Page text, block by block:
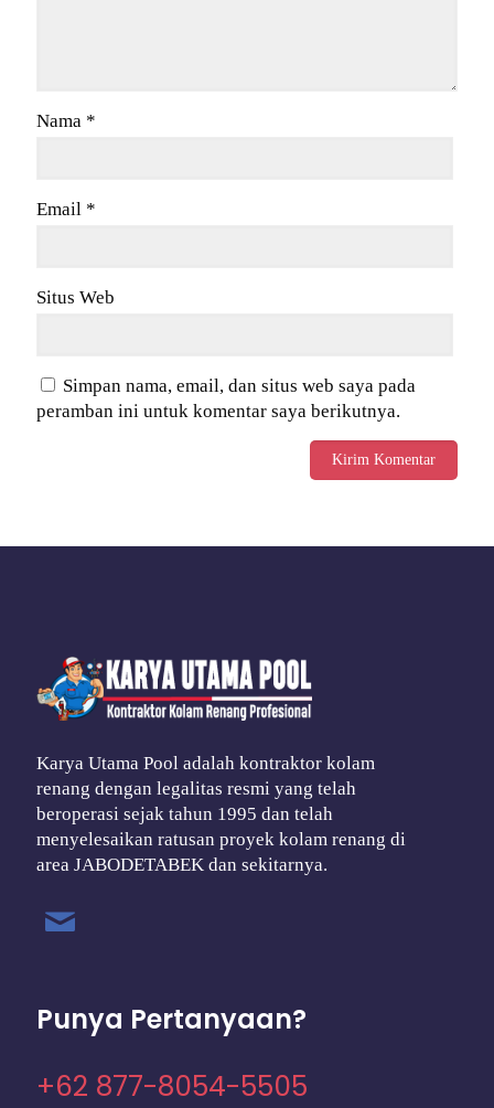
Nama *
Email *
Situs Web
Simpan nama, email, dan situs web saya pada
peramban ini untuk komentar saya berikutnya.
Karya Utama Pool adalah kontraktor kolam
renang dengan legalitas resmi yang telah
beroperasi sejak tahun 1995 dan telah
menyelesaikan ratusan proyek kolam renang di
area JABODETABEK dan sekitarnya.
Punya Pertanyaan?
+62 877-8054-5505